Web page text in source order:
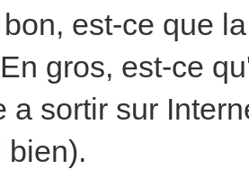
est-ce que
gros, est-ce
a sortir sur
bien).